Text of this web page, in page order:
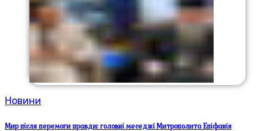
Новини
Мир після перемоги правди: головні меседжі Митрополита Епіфанія